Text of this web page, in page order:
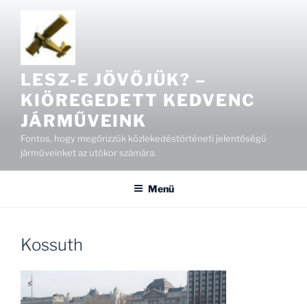
LESZ-E JÖVŐJÜK? –
KIÖREGEDETT KEDVENC
JÁRMŰVEINK
Fontos, hogy megőrizzük közlekedéstörténeti jelentőségű
járműveinket az utókor számára.
Menü
Kossuth